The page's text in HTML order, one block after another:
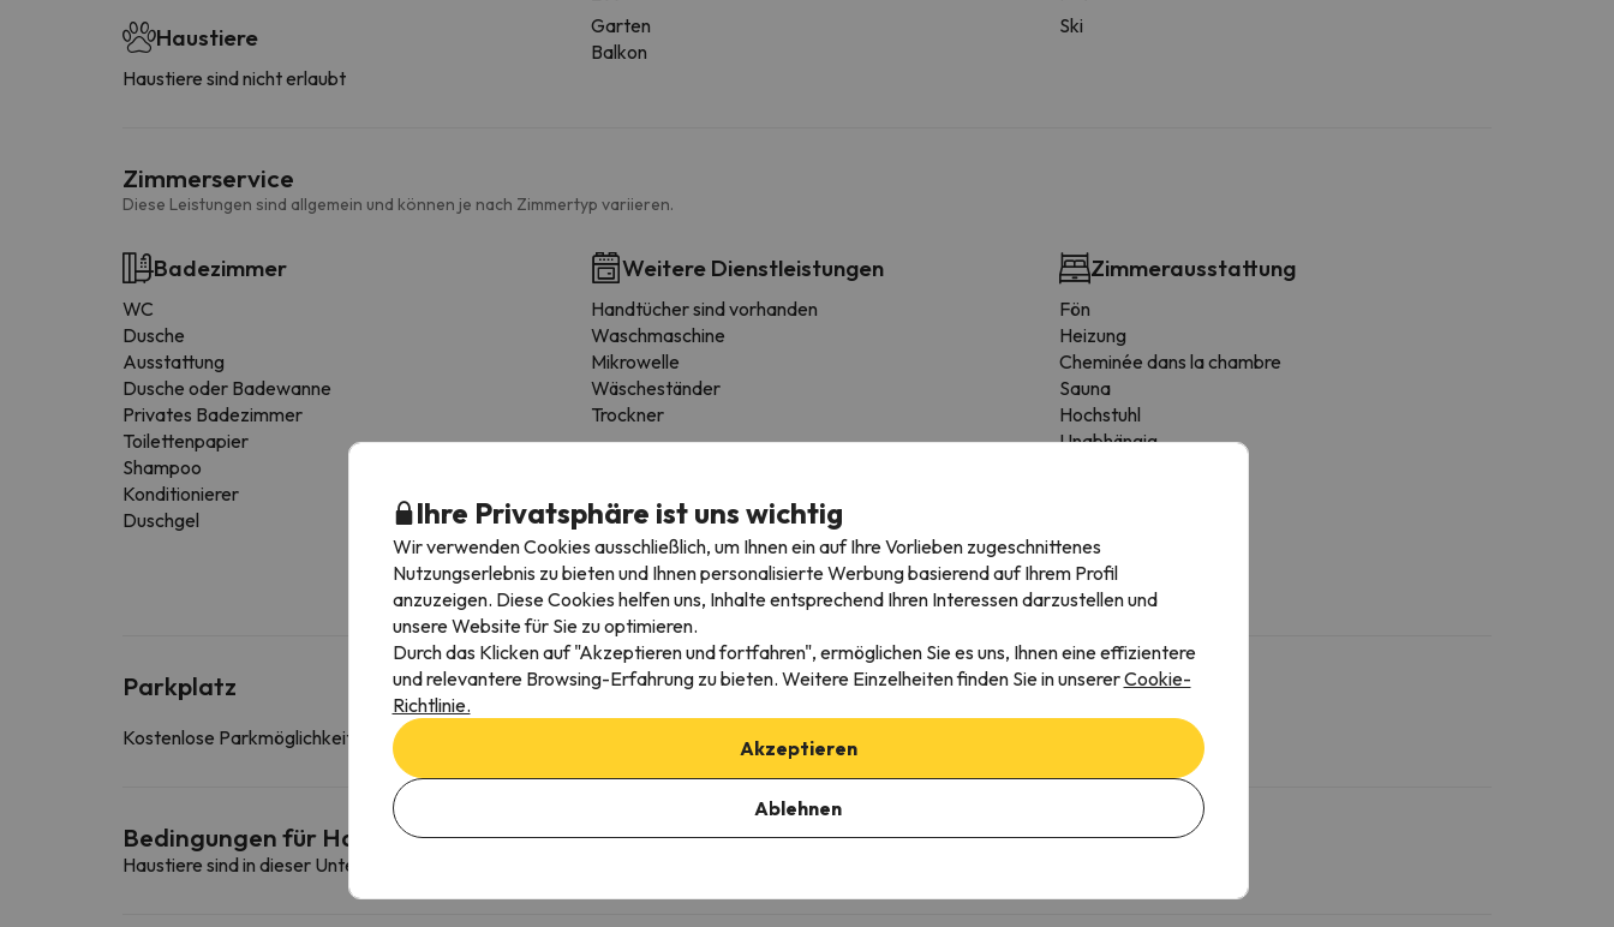
Haustiere
Haustiere sind nicht erlaubt
Garten
Balkon
Ski
Zimmerservice
Diese Leistungen sind allgemein und können je nach Zimmertyp variieren.
Badezimmer
WC
Dusche
Ausstattung
Dusche oder Badewanne
Privates Badezimmer
Toilettenpapier
Shampoo
Konditionierer
Duschgel
Weitere Dienstleistungen
Handtücher sind vorhanden
Waschmaschine
Mikrowelle
Wäscheständer
Trockner
Zimmerausstattung
Fön
Heizung
Cheminée dans la chambre
Sauna
Hochstuhl
Unabhängig
Leselicht
Parkplatz
Kostenlose Parkmöglichkeiten in der Nähe der Unterkunft
Bedingungen für Haustiere
Haustiere sind in dieser Unterkunft nicht erlaubt.
Ihre Privatsphäre ist uns wichtig
Wir verwenden Cookies ausschließlich, um Ihnen ein auf Ihre Vorlieben zugeschnittenes
Nutzungserlebnis zu bieten und Ihnen personalisierte Werbung basierend auf Ihrem Profil
anzuzeigen. Diese Cookies helfen uns, Inhalte entsprechend Ihren Interessen darzustellen und
unsere Website für Sie zu optimieren.
Durch das Klicken auf "Akzeptieren und fortfahren", ermöglichen Sie es uns, Ihnen eine effizientere
und relevantere Browsing-Erfahrung zu bieten. Weitere Einzelheiten finden Sie in unsererCookie-
Richtlinie.
Akzeptieren
Ablehnen